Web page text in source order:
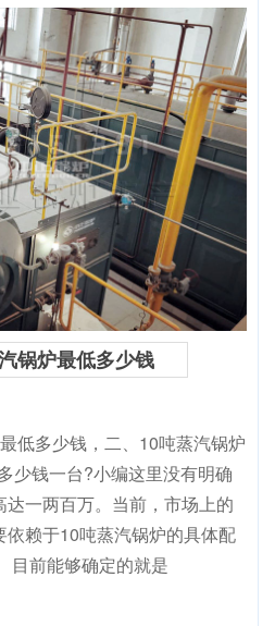
锅炉最低多少钱
低多少钱，二、10吨蒸汽锅炉
少钱一台?小编这里没有明确
一两百万。当前，市场上的
赖于10吨蒸汽锅炉的具体配
目前能够确定的就是